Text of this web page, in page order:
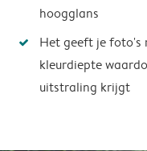
hoogglans
Het geeft je foto's
kleurdiepte
uitstraling krijgt